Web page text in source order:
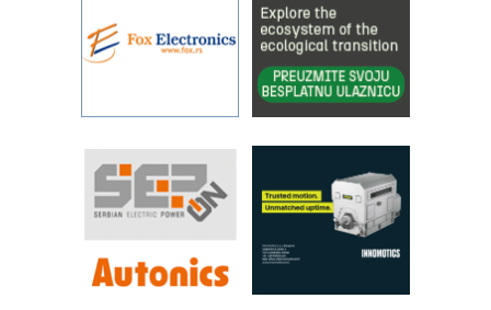
YAMADA pumpe – japanska
pouzdanost u transferu fluida
Filtration Group Industrial – Napredna
rešenja za filtraciju u hidrauličkim i
RILINEX kompanije Rittal
FANUC: Najbolje za vašu pametnu
automatizaciju
Efikasno upravljanje energijom
Automatizacija pakovanja · Display